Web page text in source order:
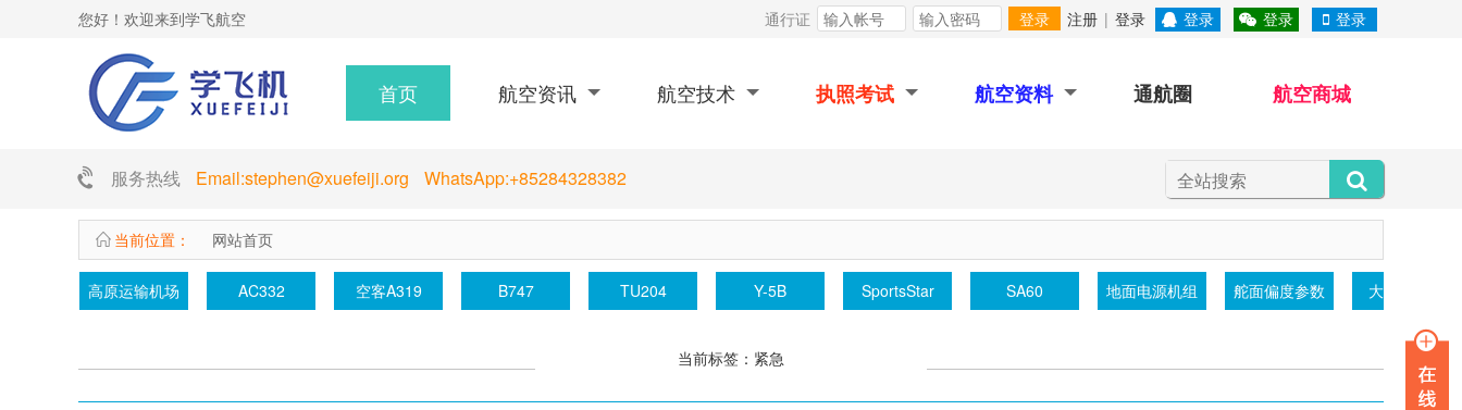
您好！欢迎来到学飞航空 通行证 登录 注册 | 登录 登录 登录 登录
首页 航空资讯 航空技术 执照考试 航空资料 通航圈 航空商城
服务热线 Email:stephen@xuefeiji.org WhatsApp:+85284328382
当前位置： 网站首页
高原运输机场 AC332 空客A319 B747 TU204 Y-5B SportsStar SA60 地面电源机组 舵面偏度参数 大气透射仪
当前标签：紧急